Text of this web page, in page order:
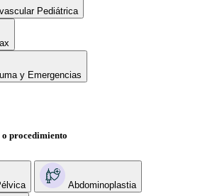
Pediátrica
y Emergencias
procedimiento
Abdominoplastia